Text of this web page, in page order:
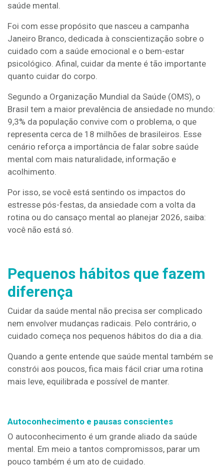
saúde mental.
Foi com esse propósito que nasceu a campanha
Janeiro Branco, dedicada à conscientização sobre o
cuidado com a saúde emocional e o bem-estar
psicológico. Afinal, cuidar da mente é tão importante
quanto cuidar do corpo.
Segundo a Organização Mundial da Saúde (OMS), o
Brasil tem a maior prevalência de ansiedade no mundo:
9,3% da população convive com o problema, o que
representa cerca de 18 milhões de brasileiros. Esse
cenário reforça a importância de falar sobre saúde
mental com mais naturalidade, informação e
acolhimento.
Por isso, se você está sentindo os impactos do
estresse pós-festas, da ansiedade com a volta da
rotina ou do cansaço mental ao planejar 2026, saiba:
você não está só.
Pequenos hábitos que fazem
diferença
Cuidar da saúde mental não precisa ser complicado
nem envolver mudanças radicais. Pelo contrário, o
cuidado começa nos pequenos hábitos do dia a dia.
Quando a gente entende que saúde mental também se
constrói aos poucos, fica mais fácil criar uma rotina
mais leve, equilibrada e possível de manter.
Autoconhecimento e pausas conscientes
O autoconhecimento é um grande aliado da saúde
mental. Em meio a tantos compromissos, parar um
pouco também é um ato de cuidado.